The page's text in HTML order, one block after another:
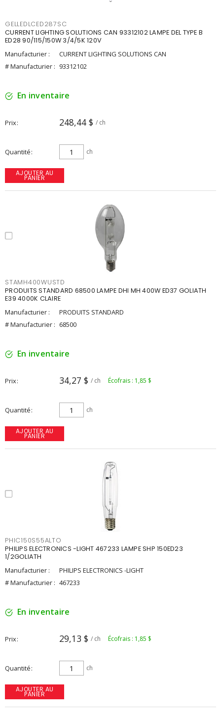
GELLEDLCED287SC
CURRENT LIGHTING SOLUTIONS CAN 93312102 LAMPE DEL TYPE B
ED28 90/115/150W 3/4/5K 120V
Manufacturier :
CURRENT LIGHTING SOLUTIONS CAN
# Manufacturier : 93312102
En inventaire
Prix 248,44 $ / ch
Quantité ch
AJOUTER AU
PANIER
STAMH400WUSTD
PRODUITS STANDARD 68500 LAMPE DHI MH 400W ED37 GOLIATH
E39 4000K CLAIRE
Manufacturier :
PRODUITS STANDARD
# Manufacturier : 68500
En inventaire
Prix 34,27 $ / ch Écofrais : 1,85 $
Quantité ch
AJOUTER AU
PANIER
PHIC150S55ALTO
PHILIPS ELECTRONICS -LIGHT 467233 LAMPE SHP 150ED23
1/2GOLIATH
Manufacturier :
PHILIPS ELECTRONICS -LIGHT
# Manufacturier : 467233
En inventaire
Prix 29,13 $ / ch Écofrais : 1,85 $
Quantité ch
AJOUTER AU
PANIER